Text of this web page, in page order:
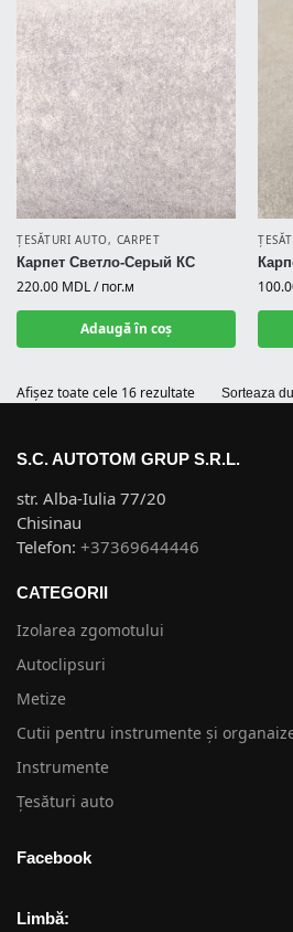
ȚESĂTURI AUTO, CARPET
Карпет Светло-Серый КС
220.00 MDL/ пог.м
Adaugă în coș
Afișez toate cele 16 rezultate
S.C. AUTOTOM GRUP S.R.L.
str. Alba-Iulia 77/20
Chisinau
Telefon: +37369644446
CATEGORII
Izolarea zgomotului
Autoclipsuri
Metize
Cutii pentru instrumente și
Instrumente
Țesături auto
Facebook
Limbă: